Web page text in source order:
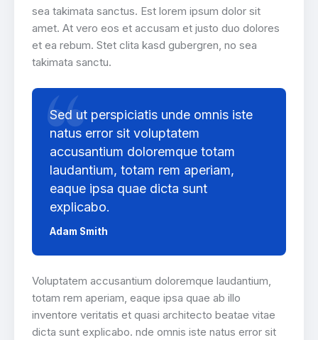
sea takimata sanctus. Est lorem ipsum dolor sit
amet. At vero eos et accusam et justo duo dolores
et ea rebum. Stet clita kasd gubergren, no sea
takimata sanctu.
Sed ut perspiciatis unde omnis iste
natus error sit voluptatem
accusantium doloremque totam
laudantium, totam rem aperiam,
eaque ipsa quae dicta sunt
explicabo.
Adam Smith
Voluptatem accusantium doloremque laudantium,
totam rem aperiam, eaque ipsa quae ab illo
inventore veritatis et quasi architecto beatae vitae
dicta sunt explicabo. nde omnis iste natus error sit